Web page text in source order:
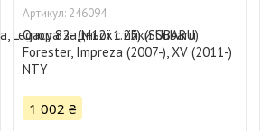
Legacy 82- (M12x1.25) (SUBARU)
246094
Опора задньої стійки Subaru
Forester, Impreza (2007-), XV (2011-)
NTY
1 002 ₴